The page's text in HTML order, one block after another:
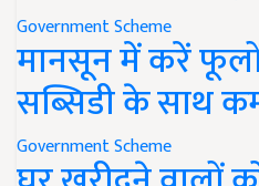
Government Scheme
मानसून में करें
सब्सिडी के साथ
Government Scheme